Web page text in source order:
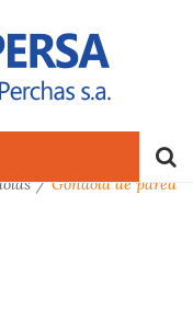
Góndola de pared